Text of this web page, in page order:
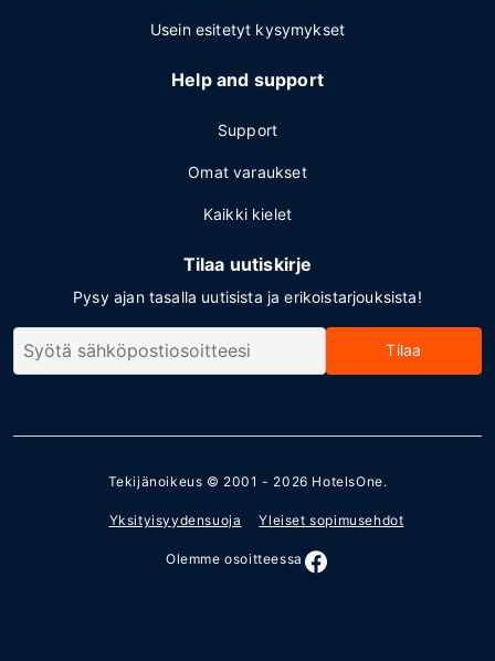
Usein esitetyt kysymykset
Help and support
Support
Omat varaukset
Kaikki kielet
Tilaa uutiskirje
Pysy ajan tasalla uutisista ja erikoistarjouksista!
Tilaa
Tekijänoikeus © 2001 - 2026 HotelsOne.
Yksityisyydensuoja Yleiset sopimusehdot
Olemme osoitteessa